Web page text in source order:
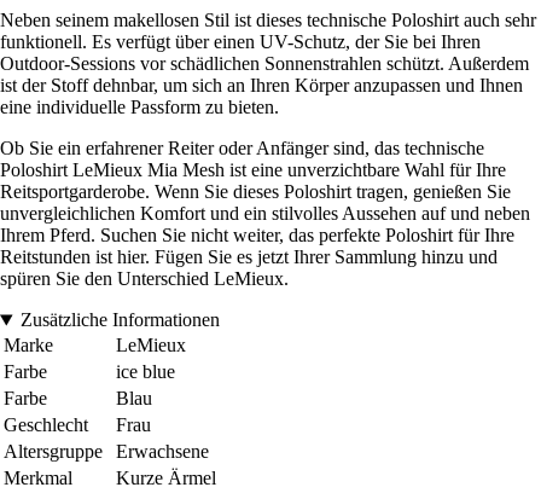
Neben seinem makellosen Stil ist dieses technische Poloshirt auch sehr
funktionell. Es verfügt über einen UV-Schutz, der Sie bei Ihren
Outdoor-Sessions vor schädlichen Sonnenstrahlen schützt. Außerdem
ist der Stoff dehnbar, um sich an Ihren Körper anzupassen und Ihnen
eine individuelle Passform zu bieten.
Ob Sie ein erfahrener Reiter oder Anfänger sind, das technische
Poloshirt LeMieux Mia Mesh ist eine unverzichtbare Wahl für Ihre
Reitsportgarderobe. Wenn Sie dieses Poloshirt tragen, genießen Sie
unvergleichlichen Komfort und ein stilvolles Aussehen auf und neben
Ihrem Pferd. Suchen Sie nicht weiter, das perfekte Poloshirt für Ihre
Reitstunden ist hier. Fügen Sie es jetzt Ihrer Sammlung hinzu und
spüren Sie den Unterschied LeMieux.
Zusätzliche Informationen
Marke
LeMieux
Farbe
ice blue
Farbe
Blau
Geschlecht
Frau
Altersgruppe
Erwachsene
Merkmal
Kurze Ärmel